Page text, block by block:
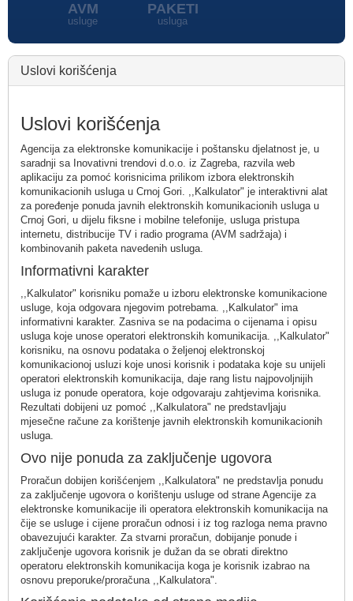
AVM
usluge
PAKETI
usluga
Uslovi korišćenja
Uslovi korišćenja
Agencija za elektronske komunikacije i poštansku djelatnost je, u
saradnji sa Inovativni trendovi d.o.o. iz Zagreba, razvila web
aplikaciju za pomoć korisnicima prilikom izbora elektronskih
komunikacionih usluga u Crnoj Gori. ,,Kalkulator" je interaktivni alat
za poređenje ponuda javnih elektronskih komunikacionih usluga u
Crnoj Gori, u dijelu fiksne i mobilne telefonije, usluga pristupa
internetu, distribucije TV i radio programa (AVM sadržaja) i
kombinovanih paketa navedenih usluga.
Informativni karakter
,,Kalkulator" korisniku pomaže u izboru elektronske komunikacione
usluge, koja odgovara njegovim potrebama. ,,Kalkulator" ima
informativni karakter. Zasniva se na podacima o cijenama i opisu
usluga koje unose operatori elektronskih komunikacija. ,,Kalkulator"
korisniku, na osnovu podataka o željenoj elektronskoj
komunikacionoj usluzi koje unosi korisnik i podataka koje su unijeli
operatori elektronskih komunikacija, daje rang listu najpovoljnijih
usluga iz ponude operatora, koje odgovaraju zahtjevima korisnika.
Rezultati dobijeni uz pomoć ,,Kalkulatora" ne predstavljaju
mjesečne račune za korištenje javnih elektronskih komunikacionih
usluga.
Ovo nije ponuda za zaključenje ugovora
Proračun dobijen korišćenjem ,,Kalkulatora" ne predstavlja ponudu
za zaključenje ugovora o korištenju usluge od strane Agencije za
elektronske komunikacije ili operatora elektronskih komunikacija na
čije se usluge i cijene proračun odnosi i iz tog razloga nema pravno
obavezujući karakter. Za stvarni proračun, dobijanje ponude i
zaključenje ugovora korisnik je dužan da se obrati direktno
operatoru elektronskih komunikacija koga je korisnik izabrao na
osnovu preporuke/proračuna ,,Kalkulatora".